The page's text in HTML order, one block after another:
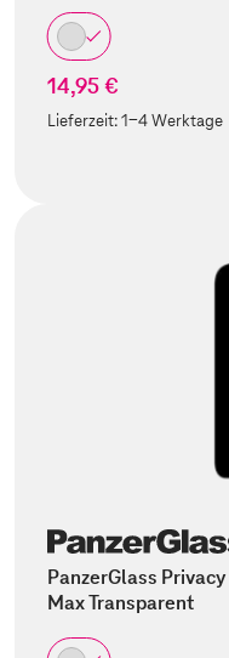
14,95 €
Lieferzeit:1-4 Werktage
PanzerGlass
Max Transparent